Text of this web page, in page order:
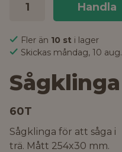
Handla
Fler än 10 st i lager
Skickas måndag, 10 aug.
Sågklinga
60T
Sågklinga för att såga i
trä. Mått 254x30 mm.